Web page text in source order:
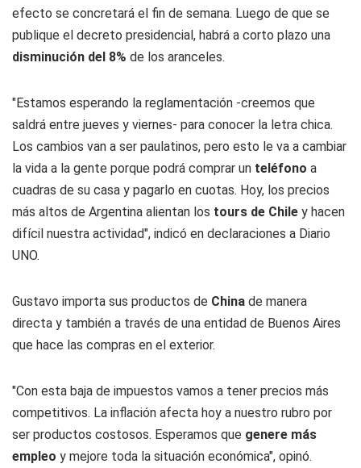
efecto se concretará el fin de semana. Luego de que se
publique el decreto presidencial, habrá a corto plazo una
disminución del 8% de los aranceles.
"Estamos esperando la reglamentación -creemos que
saldrá entre jueves y viernes- para conocer la letra chica.
Los cambios van a ser paulatinos, pero esto le va a cambiar
la vida a la gente porque podrá comprar un teléfono a
cuadras de su casa y pagarlo en cuotas. Hoy, los precios
más altos de Argentina alientan los tours de Chile y hacen
difícil nuestra actividad", indicó en declaraciones a Diario
UNO.
Gustavo importa sus productos de China de manera
directa y también a través de una entidad de Buenos Aires
que hace las compras en el exterior.
"Con esta baja de impuestos vamos a tener precios más
competitivos. La inflación afecta hoy a nuestro rubro por
ser productos costosos. Esperamos que genere más
empleo y mejore toda la situación económica", opinó.